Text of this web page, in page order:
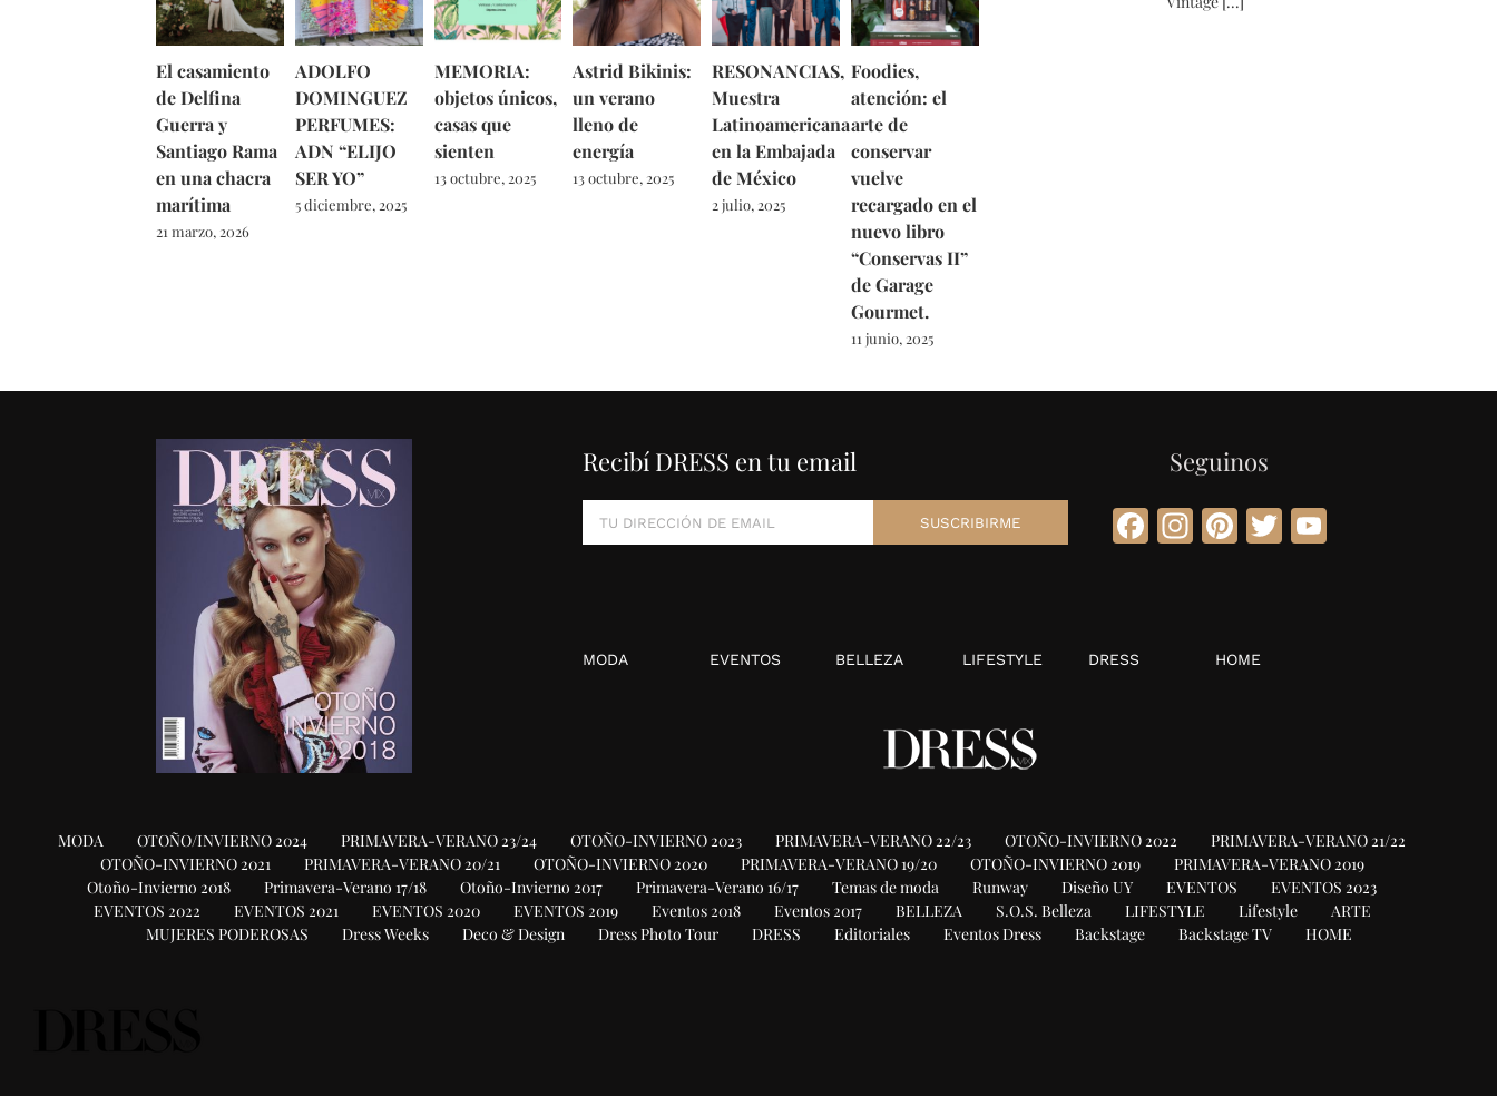
El casamiento
de Delfina
Guerra y
Santiago Rama
en una chacra
marítima
21 marzo, 2026
ADOLFO
DOMINGUEZ
PERFUMES:
ADN “ELIJO
SER YO”
5 diciembre, 2025
MEMORIA:
objetos únicos,
casas que
sienten
13 octubre, 2025
Astrid Bikinis:
un verano
lleno de
energía
13 octubre, 2025
RESONANCIAS,
Muestra
Latinoamericana
en la Embajada
de México
2 julio, 2025
Foodies,
atención: el
arte de
conservar
vuelve
recargado en el
nuevo libro
“Conservas II”
de Garage
Gourmet.
11 junio, 2025
Recibí DRESS en tu email Seguinos
Facebook
Instagram
Pinterest
TwitterYouTube
MODA EVENTOS BELLEZA LIFESTYLE DRESS HOME
MODA OTOÑO/INVIERNO 2024 PRIMAVERA-VERANO 23/24 OTOÑO-INVIERNO 2023 PRIMAVERA-VERANO 22/23 OTOÑO-INVIERNO 2022
PRIMAVERA-VERANO 21/22
OTOÑO-INVIERNO 2021
PRIMAVERA-VERANO 20/21 OTOÑO-INVIERNO 2020 PRIMAVERA-VERANO 19/20 OTOÑO-INVIERNO 2019
PRIMAVERA-VERANO 2019
Otoño-Invierno 2018
Primavera-Verano 17/18 Otoño-Invierno 2017 Primavera-Verano 16/17 Temas de moda Runway Diseño UY EVENTOS
EVENTOS 2023
EVENTOS 2022
EVENTOS 2021 EVENTOS 2020 EVENTOS 2019 Eventos 2018 Eventos 2017 BELLEZA S.O.S. Belleza LIFESTYLE Lifestyle
ARTE
MUJERES PODEROSAS
Dress Weeks Deco & Design Dress Photo Tour DRESS Editoriales Eventos Dress Backstage Backstage TV HOME